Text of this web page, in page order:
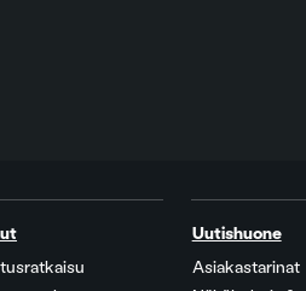
Uutishuone
Asiakastarinat